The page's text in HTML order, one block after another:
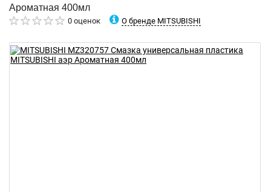
Ароматная 400мл
0 оценок О бренде MITSUBISHI